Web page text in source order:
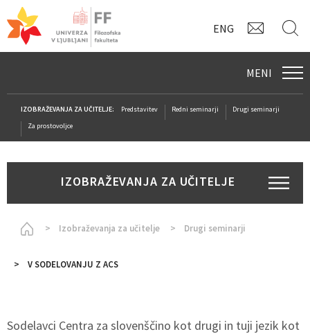
ENG
MENI
IZOBRAŽEVANJA ZA UČITELJE: Predstavitev Redni seminarji
Drugi seminarji
Za prostovoljce
IZOBRAŽEVANJA ZA UČITELJE
HomepageIzobraževanja za učitelje Drugi seminarji
V SODELOVANJU Z ACS
Sodelavci Centra za slovenščino kot drugi in tuji jezik kot